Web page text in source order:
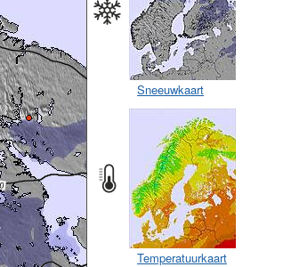
Sneeuwkaart
Temperatuurkaart